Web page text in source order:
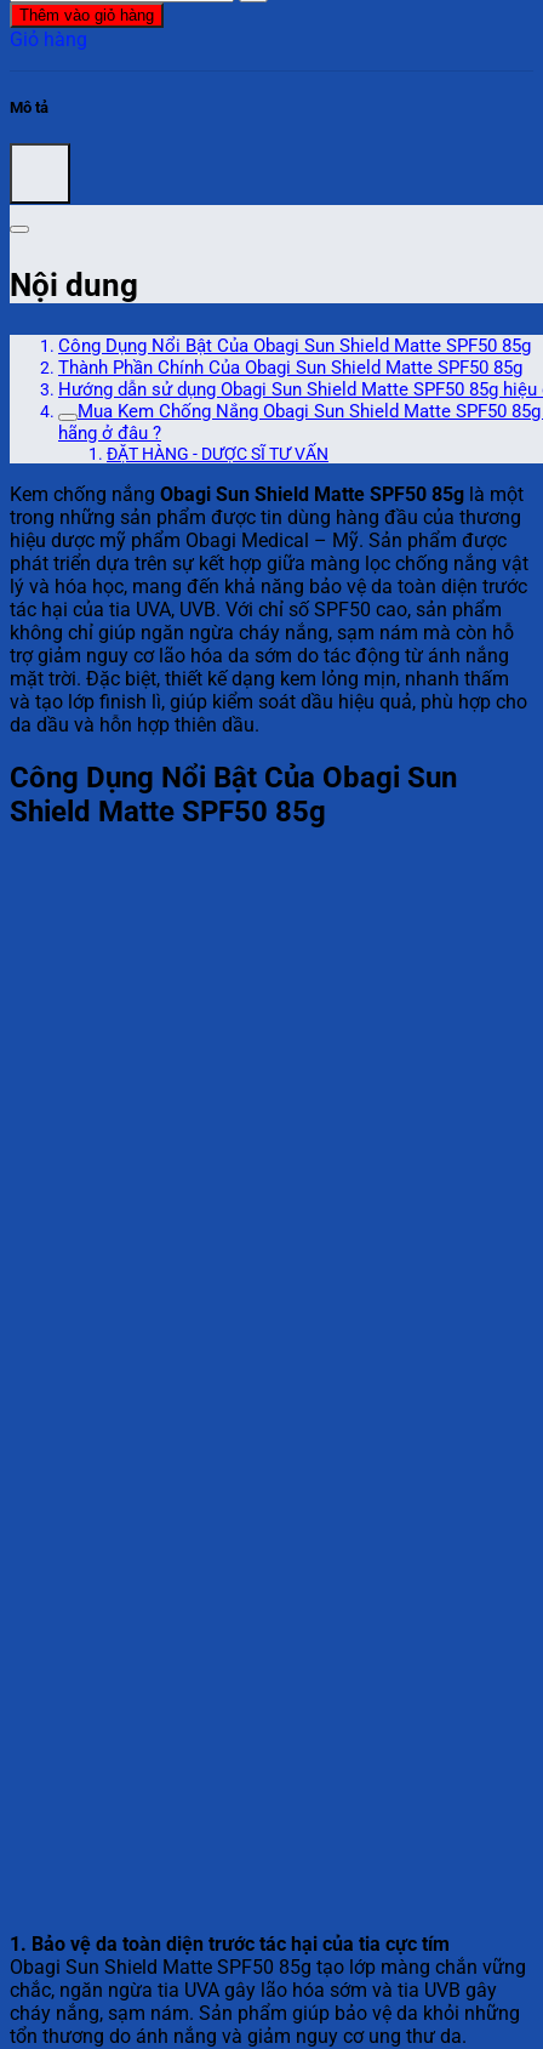
Thêm vào giỏ hàng
Giỏ hàng
Mô tả
Nội dung
Công Dụng Nổi Bật Của Obagi Sun Shield Matte SPF50 85g
Thành Phần Chính Của Obagi Sun Shield Matte SPF50 85g
Hướng dẫn sử dụng Obagi Sun Shield Matte SPF50 85g hiệu
Mua Kem Chống Nắng Obagi Sun Shield Matte SPF50
hãng ở đâu ?
ĐẶT HÀNG - DƯỢC SĨ TƯ VẤN
Kem chống nắng Obagi Sun Shield Matte SPF50 85g là một
trong những sản phẩm được tin dùng hàng đầu của thương
hiệu dược mỹ phẩm Obagi Medical – Mỹ. Sản phẩm được
phát triển dựa trên sự kết hợp giữa màng lọc chống nắng vật
lý và hóa học, mang đến khả năng bảo vệ da toàn diện trước
tác hại của tia UVA, UVB. Với chỉ số SPF50 cao, sản phẩm
không chỉ giúp ngăn ngừa cháy nắng, sạm nám mà còn hỗ
trợ giảm nguy cơ lão hóa da sớm do tác động từ ánh nắng
mặt trời. Đặc biệt, thiết kế dạng kem lỏng mịn, nhanh thấm
và tạo lớp finish lì, giúp kiểm soát dầu hiệu quả, phù hợp cho
da dầu và hỗn hợp thiên dầu.
Công Dụng Nổi Bật Của Obagi Sun
Shield Matte SPF50 85g
1. Bảo vệ da toàn diện trước tác hại của tia cực tím
Obagi Sun Shield Matte SPF50 85g tạo lớp màng chắn vững
chắc, ngăn ngừa tia UVA gây lão hóa sớm và tia UVB gây
cháy nắng, sạm nám. Sản phẩm giúp bảo vệ da khỏi những
tổn thương do ánh nắng và giảm nguy cơ ung thư da.